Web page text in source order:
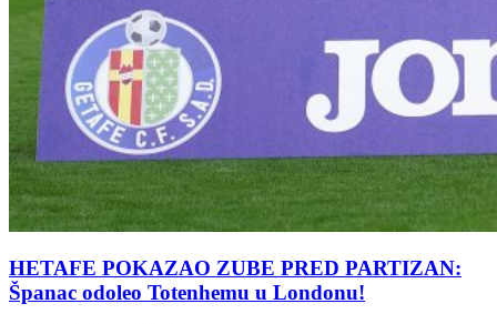
HETAFE POKAZAO ZUBE PRED PARTIZAN:
Španac odoleo Totenhemu u Londonu!